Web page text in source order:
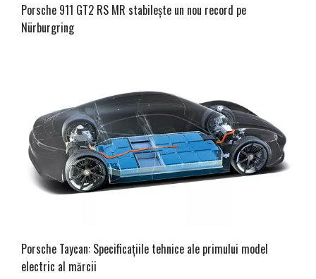
Porsche 911 GT2 RS MR stabilește un nou record pe
Nürburgring
Porsche Taycan: Specificațiile tehnice ale primului model
electric al mărcii